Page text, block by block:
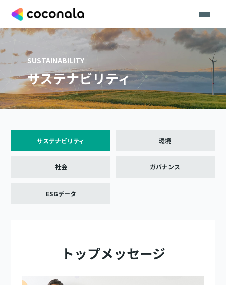
SUSTAINABILITY
サステナビリティ
サステナビリティ 環境
社会 ガバナンス
ESGデータ
トップメッセージ